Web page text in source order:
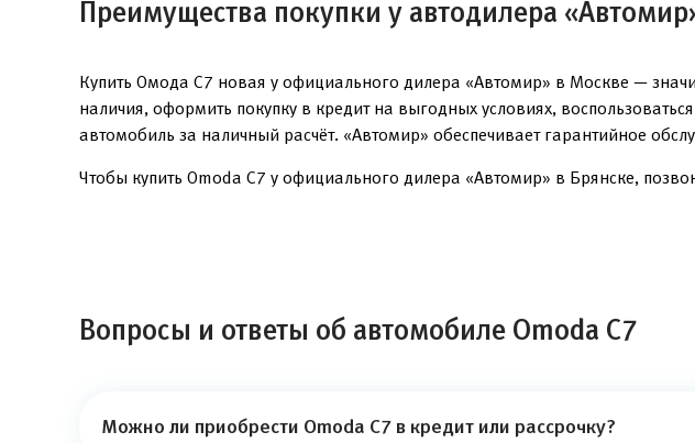
Преимущества покупки у автодилера
Купить Омода С7 новая у официального дилера «Автомир» в Москве —
наличия, оформить покупку в кредит на выгодных условиях,
автомобиль за наличный расчёт. «Автомир» обеспечивает гарантийное
Чтобы купить Omoda C7 у официального дилера «Автомир» в Брянске,
Вопросы и ответы об автомобиле Omoda C7
Можно ли приобрести Omoda C7 в кредит или рассрочку?